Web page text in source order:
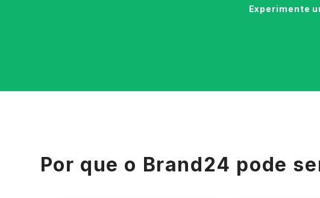
Experimente
Por que o Brand24 pode